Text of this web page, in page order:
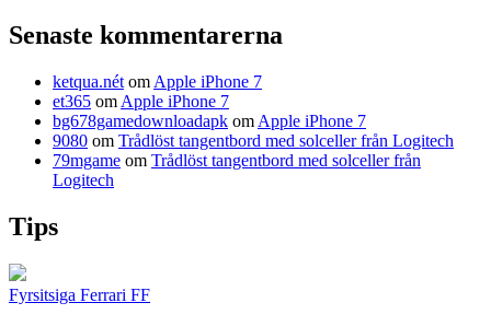
Senaste kommentarerna
ketqua.nét om Apple iPhone 7
et365 om Apple iPhone 7
bg678gamedownloadapk om Apple iPhone 7
9080 om Trådlöst tangentbord med solceller från Logitech
79mgame om Trådlöst tangentbord med solceller från
Logitech
Tips
Fyrsitsiga Ferrari FF